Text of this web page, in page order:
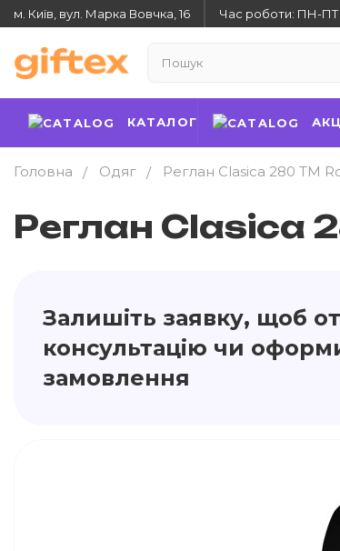
м. Київ, вул. Марка Вовчка, 16 Час роботи: ПН-ПТ
КАТАЛОГ
Головна Одяг Реглан Clasica 280 ТМ
Реглан Clasica
Залишіть заявку, щоб
консультацію чи
замовлення